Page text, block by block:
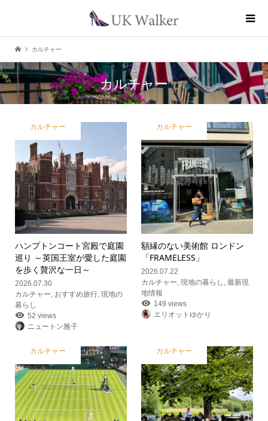
カルチャー
カルチャー
カルチャー
ハンプトンコート宮殿で庭園
巡り ～英国王室が愛した庭園
を歩く贅沢な一日～
2026.07.30
カルチャー おすすめ旅行, 現地の
暮らし
52 views
ニュートン雅子
カルチャー
額縁のない美術館 ロンドン
「FRAMELESS」
2026.07.22
カルチャー ,現地の暮らし ,最新現
地情報
149 views
エリオットゆかり
カルチャー カルチャー